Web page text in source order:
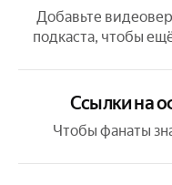
Добавьте
подкаста, чтобы
Ссылки на
Чтобы фанаты